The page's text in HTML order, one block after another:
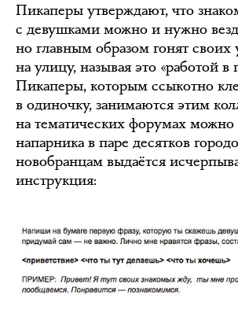
Пикаперы утверждают, что
с девушками можно и нужно
но главным образом гонят своих
на улицу, называя это «работой в
Пикаперы, которым ссыкотно
в одиночку, занимаются этим
на тематических форумах можно
напарника в паре десятков
новобранцам выдаётся
инструкция: